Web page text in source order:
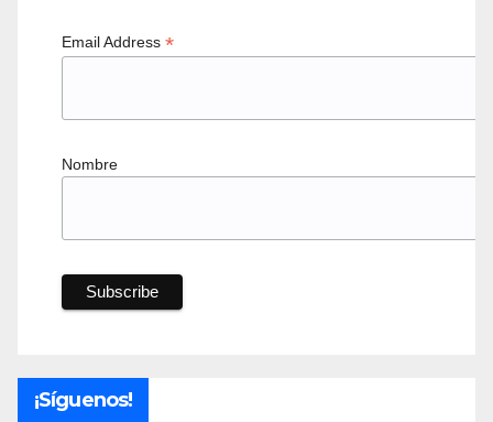
Email Address *
Nombre
¡Síguenos!